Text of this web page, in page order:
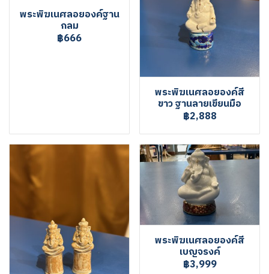
พระพิฆเนศลอยองค์ฐาน
กลม
฿666
พระพิฆเนศลอยองค์สี
ขาว ฐานลายเขียนมือ
฿2,888
พระพิฆเนศลอยองค์สี
เบญจรงค์
฿3,999